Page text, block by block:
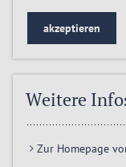
akzeptieren
Weitere
Zur Homepage